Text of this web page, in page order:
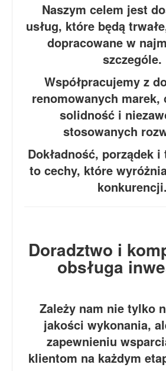
Naszym celem jest
usług, które będą
dopracowane w
szczególe.
Współpracujemy z
renomowanych marek,
solidność i
stosowanych
Dokładność, porządek
to cechy, które
konkurencji.
Doradztwo i
obsługa
Zależy nam nie tylko
jakości wykonania,
zapewnieniu
klientom na każdym